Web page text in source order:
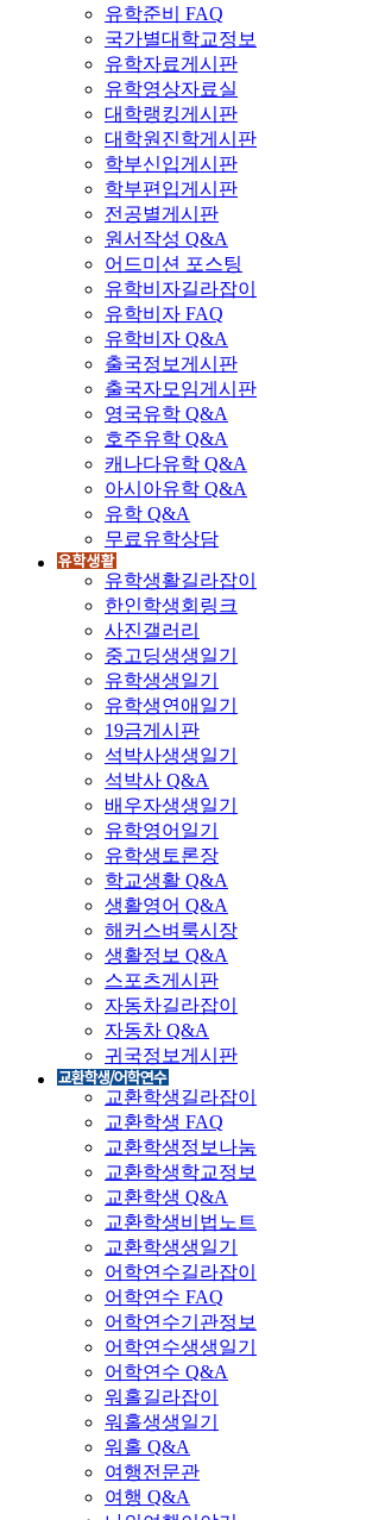
유학준비 FAQ
국가별대학교정보
유학자료게시판
유학영상자료실
대학랭킹게시판
대학원진학게시판
학부신입게시판
학부편입게시판
전공별게시판
원서작성 Q&A
어드미션 포스팅
유학비자길라잡이
유학비자 FAQ
유학비자 Q&A
출국정보게시판
출국자모임게시판
영국유학 Q&A
호주유학 Q&A
캐나다유학 Q&A
아시아유학 Q&A
유학 Q&A
무료유학상담
유학생활길라잡이
한인학생회링크
사진갤러리
중고딩생생일기
유학생생일기
유학생연애일기
19금게시판
석박사생생일기
석박사 Q&A
배우자생생일기
유학영어일기
유학생토론장
학교생활 Q&A
생활영어 Q&A
해커스벼룩시장
생활정보 Q&A
스포츠게시판
자동차길라잡이
자동차 Q&A
귀국정보게시판
교환학생길라잡이
교환학생 FAQ
교환학생정보나눔
교환학생학교정보
교환학생 Q&A
교환학생비법노트
교환학생생일기
어학연수길라잡이
어학연수 FAQ
어학연수기관정보
어학연수생생일기
어학연수 Q&A
워홀길라잡이
워홀생생일기
워홀 Q&A
여행전문관
여행 Q&A